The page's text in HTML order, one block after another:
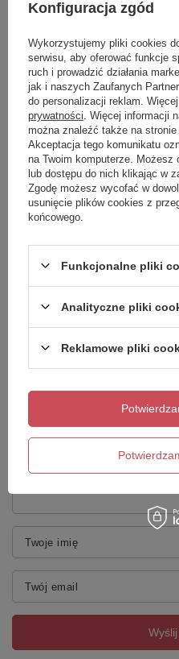
IK
Klasa Energetyczna
kWh/1000h
Potrzebujesz
Zadaj pytanie a my odpowiemy
najciekawsze pytania i
dla innych.
Napisz
Twoja
Dodaj własne zdjęcie
Twoje imię
Twój email
Konfiguracja zgód
Wykorzystujemy pliki cookies
serwisu, aby oferować funkcje
ruch i prowadzić działania
jak i naszych Zaufanych
do personalizacji reklam.
prywatności . Więcej informacji
można znaleźć także na stronie
Akceptacja tego komunikatu
na Twoim komputerze. Możesz
lub dostępu do nich klikając w
Zgodę możesz wycofać w
usunięcie plików cookies z
końcowego.
Funkcjonalne pliki
Analityczne pliki
Reklamowe pliki